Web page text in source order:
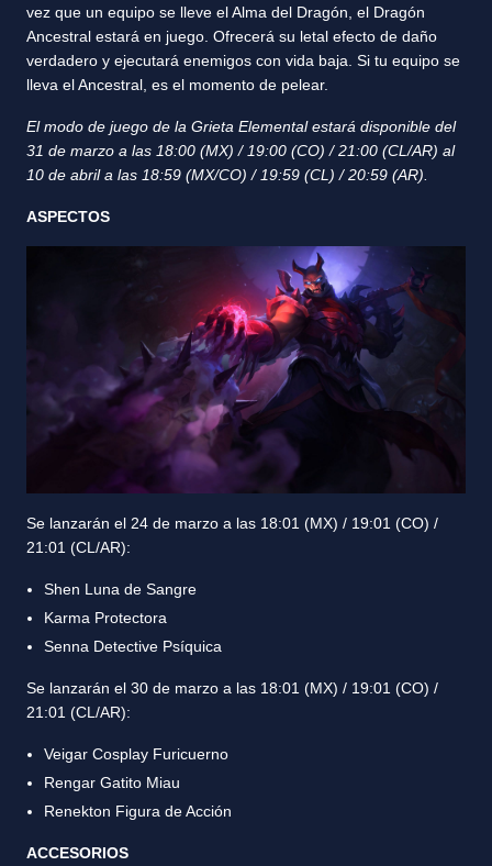
vez que un equipo se lleve el Alma del Dragón, el Dragón
Ancestral estará en juego. Ofrecerá su letal efecto de daño
verdadero y ejecutará enemigos con vida baja. Si tu equipo se
lleva el Ancestral, es el momento de pelear.
El modo de juego de la Grieta Elemental estará disponible del
31 de marzo a las 18:00 (MX) / 19:00 (CO) / 21:00 (CL/AR) al
10 de abril a las 18:59 (MX/CO) / 19:59 (CL) / 20:59 (AR).
ASPECTOS
Se lanzarán el 24 de marzo a las 18:01 (MX) / 19:01 (CO) /
21:01 (CL/AR):
Shen Luna de Sangre
Karma Protectora
Senna Detective Psíquica
Se lanzarán el 30 de marzo a las 18:01 (MX) / 19:01 (CO) /
21:01 (CL/AR):
Veigar Cosplay Furicuerno
Rengar Gatito Miau
Renekton Figura de Acción
ACCESORIOS